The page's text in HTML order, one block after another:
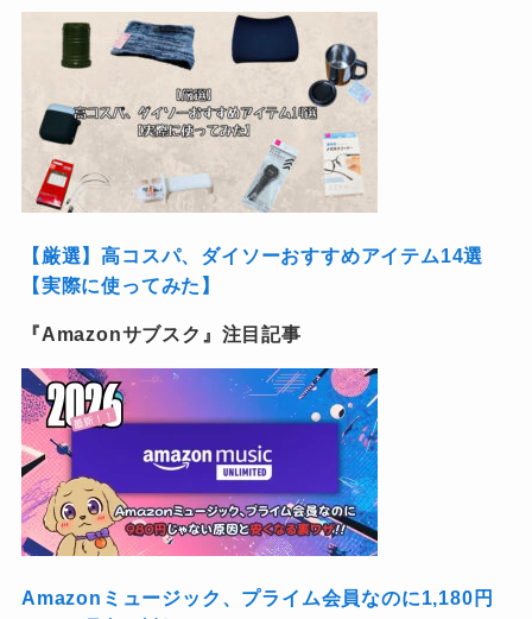
【厳選】高コスパ、ダイソーおすすめアイテム14選
【実際に使ってみた】
『Amazonサブスク』注目記事
Amazonミュージック、プライム会員なのに1,180円